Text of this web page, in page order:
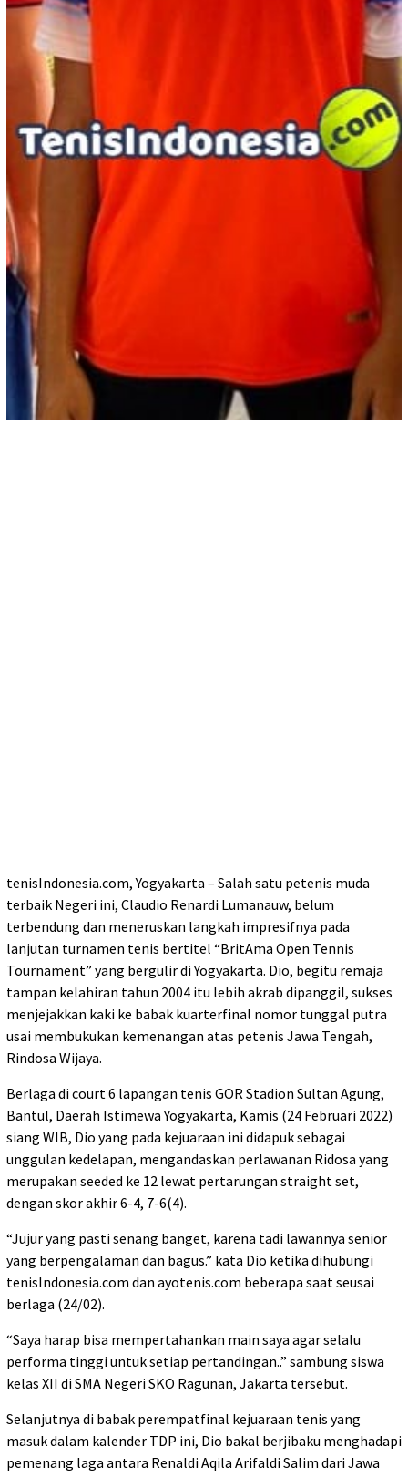
tenisIndonesia.com, Yogyakarta – Salah satu petenis muda
terbaik Negeri ini, Claudio Renardi Lumanauw, belum
terbendung dan meneruskan langkah impresifnya pada
lanjutan turnamen tenis bertitel “BritAma Open Tennis
Tournament” yang bergulir di Yogyakarta. Dio, begitu remaja
tampan kelahiran tahun 2004 itu lebih akrab dipanggil, sukses
menjejakkan kaki ke babak kuarterfinal nomor tunggal putra
usai membukukan kemenangan atas petenis Jawa Tengah,
Rindosa Wijaya.
Berlaga di court 6 lapangan tenis GOR Stadion Sultan Agung,
Bantul, Daerah Istimewa Yogyakarta, Kamis (24 Februari 2022)
siang WIB, Dio yang pada kejuaraan ini didapuk sebagai
unggulan kedelapan, mengandaskan perlawanan Ridosa yang
merupakan seeded ke 12 lewat pertarungan straight set,
dengan skor akhir 6-4, 7-6(4).
“Jujur yang pasti senang banget, karena tadi lawannya senior
yang berpengalaman dan bagus.” kata Dio ketika dihubungi
tenisIndonesia.com dan ayotenis.com beberapa saat seusai
berlaga (24/02).
“Saya harap bisa mempertahankan main saya agar selalu
performa tinggi untuk setiap pertandingan..” sambung siswa
kelas XII di SMA Negeri SKO Ragunan, Jakarta tersebut.
Selanjutnya di babak perempatfinal kejuaraan tenis yang
masuk dalam kalender TDP ini, Dio bakal berjibaku menghadapi
pemenang laga antara Renaldi Aqila Arifaldi Salim dari Jawa